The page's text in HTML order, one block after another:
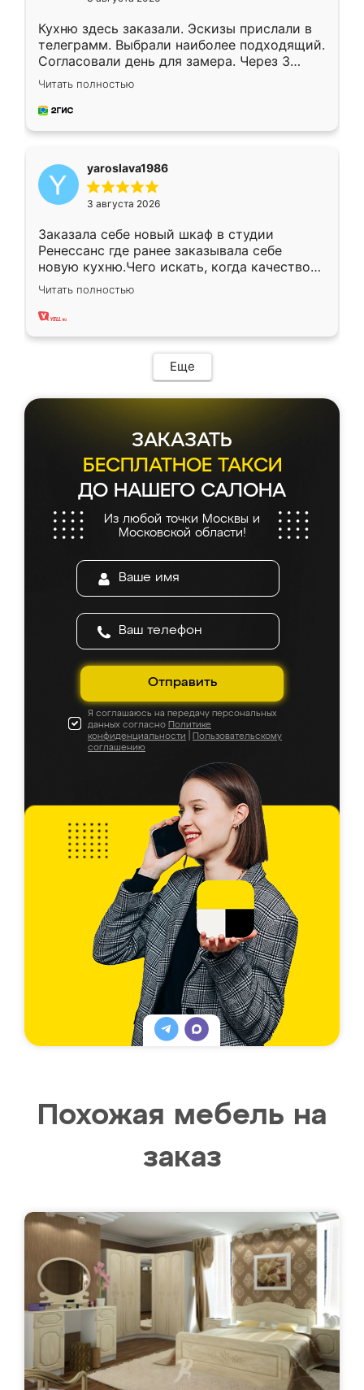
Кухню здесь заказали. Эскизы прислали в
телеграмм. Выбрали наиболее подходящий.
Согласовали день для замера. Через 3
недели кухня была уже готова. Остались
довольны работой. Спасибо Ренессанс
мебель за качественную работу!
Читать полностью
yaroslava1986
3 августа 2026
Заказала себе новый шкаф в студии
Ренессанс где ранее заказывала себе
новую кухню.Чего искать, когда качеством
вполне довольна. Служит кухня уже почти
два года, нареканий нет.
Читать полностью
Еще
ЗАКАЗАТЬ
БЕСПЛАТНОЕ ТАКСИ
ДО НАШЕГО САЛОНА
Из любой точки Москвы и
Московской области!
Отправить
Я соглашаюсь на передачу персональных
данных согласно Политике
конфиденциальности
Пользовательскому
соглашению
Похожая мебель на
заказ